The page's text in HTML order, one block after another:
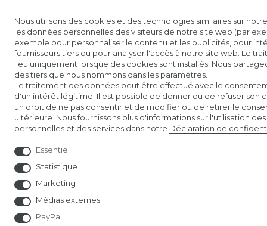
Nous utilisons des cookies et des technologies similaires sur
les données personnelles des visiteurs de notre site web (par
exemple pour personnaliser le contenu et les publicités, pour
fournisseurs tiers ou pour analyser l'accès à notre site web. Le
lieu uniquement lorsque des cookies sont installés. Nous
des tiers que nous nommons dans les paramètres.
Le traitement des données peut être effectué avec le
d'un intérêt légitime. Il est possible de donner ou de refuser son
un droit de ne pas consentir et de modifier ou de retirer le
ultérieure. Nous fournissons plus d'informations sur l'utilisation
personnelles et des services dans notre Déclaration de
Essentiel
Statistique
Marketing
Médias externes
PayPal